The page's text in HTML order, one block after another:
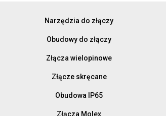
Narzędzia do złączy
Obudowy do złączy
Złącza wielopinowe
Złącze skręcane
Obudowa IP65
Złącza Molex